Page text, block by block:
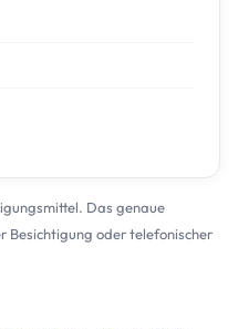
Das genaue
Besichtigung oder telefonischer